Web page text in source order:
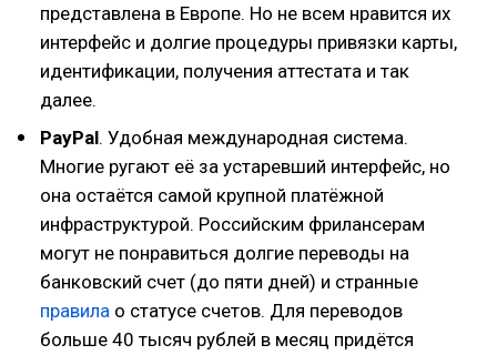
представлена в Европе. Но не всем нравится их
интерфейс и долгие процедуры привязки карты,
идентификации, получения аттестата и так
далее.
PayPal. Удобная международная система.
Многие ругают её за устаревший интерфейс, но
она остаётся самой крупной платёжной
инфраструктурой. Российским фрилансерам
могут не понравиться долгие переводы на
банковский счет (до пяти дней) и странные
правила о статусе счетов. Для переводов
больше 40 тысяч рублей в месяц придётся